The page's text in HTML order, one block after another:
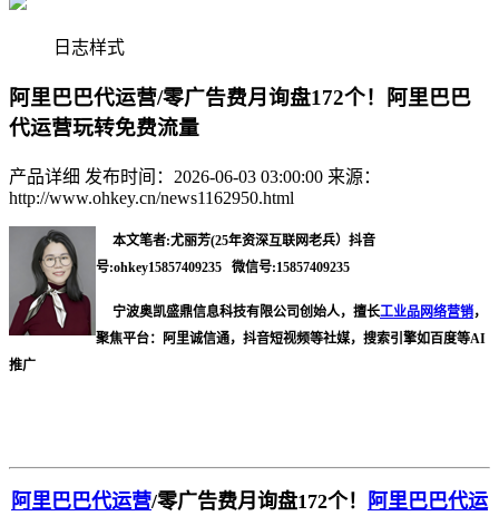
日志样式
阿里巴巴代运营/零广告费月询盘172个！阿里巴巴
代运营玩转免费流量
产品详细 发布时间：2026-06-03 03:00:00 来源：
http://www.ohkey.cn/news1162950.html
本文笔者:尤丽芳(25年资深互联网老兵）抖音
号:ohkey15857409235 微信号:15857409235
宁波奥凯盛鼎信息科技有限公司创始人，擅长工业品网络营销，
聚焦平台：阿里诚信通，抖音短视频等社媒，搜索引擎如百度等AI
推广
阿里巴巴代运营/零广告费月询盘172个！
阿里巴巴代运